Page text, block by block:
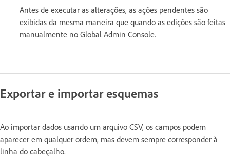
Antes de executar as alterações, as ações pendentes são
exibidas da mesma maneira que quando as edições são feitas
manualmente no Global Admin Console.
Exportar e importar esquemas
Ao importar dados usando um arquivo CSV, os campos podem
aparecer em qualquer ordem, mas devem sempre corresponder à
linha do cabeçalho.